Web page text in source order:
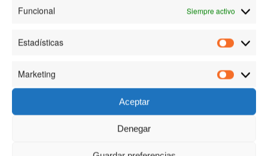
Funcional Siempre activo
Estadísticas
Marketing
Marketing
Aceptar
Denegar
Compartir esta entrada